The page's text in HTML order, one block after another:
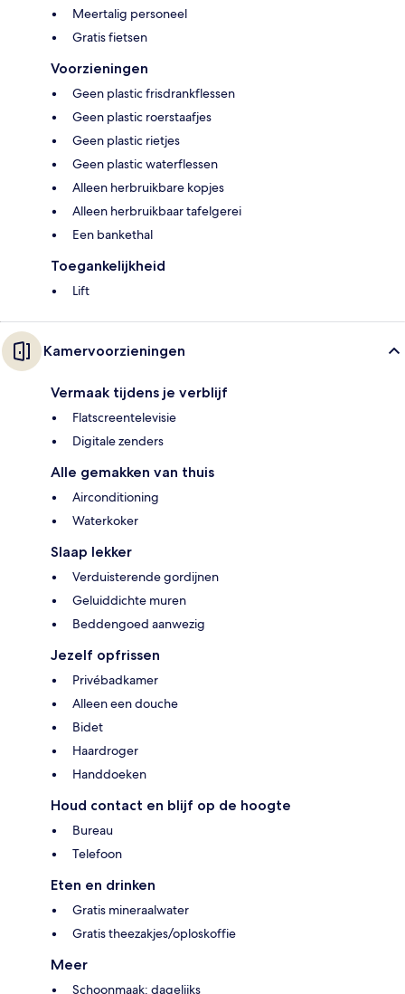
Meertalig personeel
Gratis fietsen
Voorzieningen
Geen plastic frisdrankflessen
Geen plastic roerstaafjes
Geen plastic rietjes
Geen plastic waterflessen
Alleen herbruikbare kopjes
Alleen herbruikbaar tafelgerei
Een bankethal
Toegankelijkheid
Lift
Kamervoorzieningen
Vermaak tijdens je verblijf
Flatscreentelevisie
Digitale zenders
Alle gemakken van thuis
Airconditioning
Waterkoker
Slaap lekker
Verduisterende gordijnen
Geluiddichte muren
Beddengoed aanwezig
Jezelf opfrissen
Privébadkamer
Alleen een douche
Bidet
Haardroger
Handdoeken
Houd contact en blijf op de hoogte
Bureau
Telefoon
Eten en drinken
Gratis mineraalwater
Gratis theezakjes/oploskoffie
Meer
Schoonmaak: dagelijks